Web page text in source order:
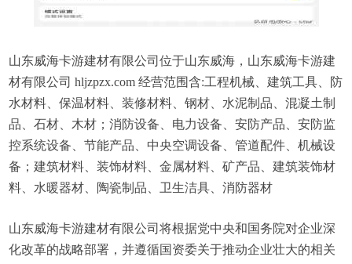
山东威海卡游建材有限公司位于山东威海，山东威海卡游建
材有限公司 hljzpzx.com 经营范围含:工程机械、建筑工具、防
水材料、保温材料、装修材料、钢材、水泥制品、混凝土制
品、石材、木材；消防设备、电力设备、安防产品、安防监
控系统设备、节能产品、中央空调设备、管道配件、机械设
备；建筑材料、装饰材料、金属材料、矿产品、建筑装饰材
料、水暖器材、陶瓷制品、卫生洁具、消防器材
山东威海卡游建材有限公司将根据党中央和国务院对企业深
化改革的战略部署，并遵循国资委关于推动企业壮大的相关